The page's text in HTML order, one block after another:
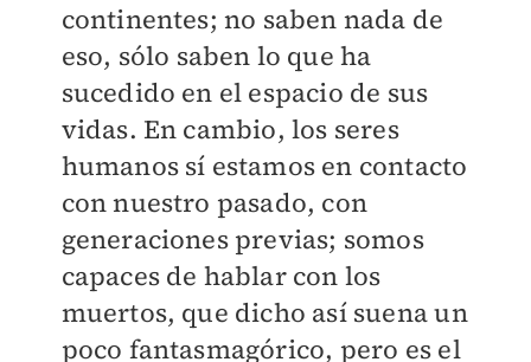
continentes; no saben nada de
eso, sólo saben lo que ha
sucedido en el espacio de sus
vidas. En cambio, los seres
humanos sí estamos en contacto
con nuestro pasado, con
generaciones previas; somos
capaces de hablar con los
muertos, que dicho así suena un
poco fantasmagórico, pero es el